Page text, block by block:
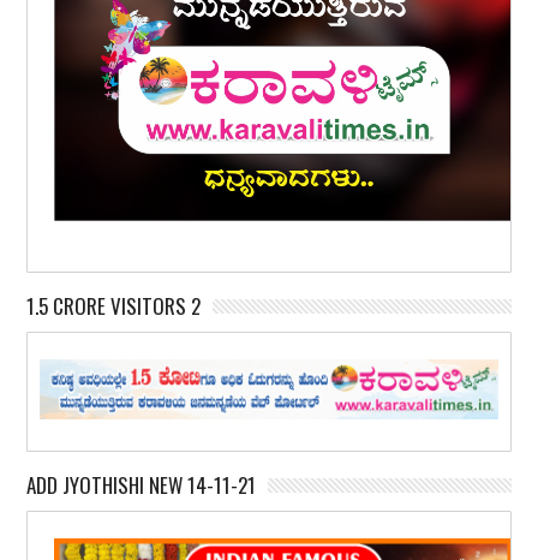
1.5 CRORE VISITORS 2
ADD JYOTHISHI NEW 14-11-21